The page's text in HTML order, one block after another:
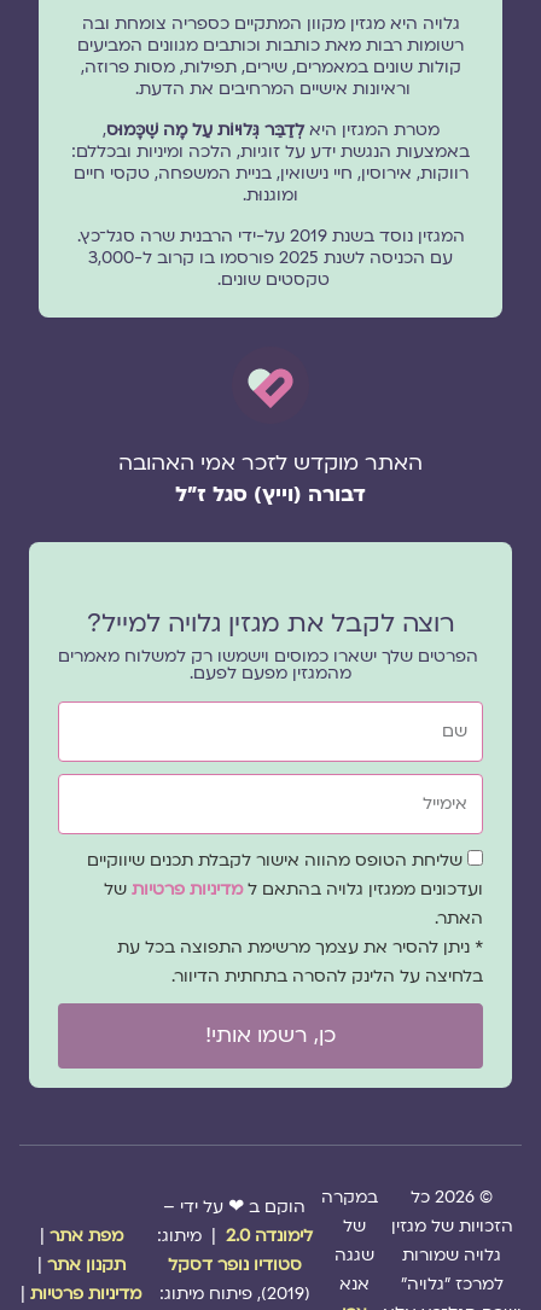
גלויה היא מגזין מקוון המתקיים כספריה צומחת ובה
רשומות רבות מאת כותבות וכותבים מגוונים המביעים
קולות שונים במאמרים, שירים, תפילות, מסות פרוזה,
וראיונות אישיים המרחיבים את הדעת.
מטרת המגזין היאלְדַבֵּר גְּלוּיוֹת עַל מָה שֶׁכָּמוּס,
באמצעות הנגשת ידע על זוגיות, הלכה ומיניות ובכללם:
רווקות, אירוסין, חיי נישואין, בניית המשפחה, טקסי חיים
ומוגנוּת.
המגזין נוסד בשנת 2019 על-ידי הרבנית שרה סגל־כץ.
עם הכניסה לשנת 2025 פורסמו בו קרוב ל-3,000
טקסטים שונים.
האתר מוקדש לזכר אמי האהובה
דבורה (וייץ) סגל ז"ל
רוצה לקבל את מגזין גלויה למייל?
הפרטים שלך ישארו כמוסים וישמשו רק למשלוח מאמרים
מהמגזין מפעם לפעם.
שם
אימייל
שדה
הסכמה
שליחת הטופס מהווה אישור לקבלת תכנים שיווקיים
ועדכונים ממגזין גלויה בהתאם ל מדיניות פרטיותשל
האתר.
* ניתן להסיר את עצמך מרשימת התפוצה בכל עת
בלחיצה על הלינק להסרה בתחתית הדיוור.
כן, רשמו אותי!
© 2026 כל
הזכויות של מגזין
גלויה שמורות
למרכז "גלויה"
במקרה
של
שגגה
אנא
הוקם ב ❤ על ידי –
לימונדה 2.0
| מיתוג:
סטודיו נופר דסקל
מפת אתר|
תקנון אתר|
מדיניות פרטיות|